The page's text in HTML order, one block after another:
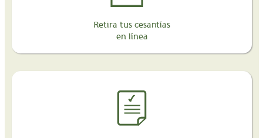
Retira tus cesantías
en línea